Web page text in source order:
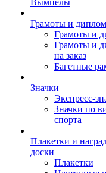
Вымпелы
Грамоты и
Грамоты и
Грамоты и
на заказ
Багетные
Значки
Экспресс-
Значки по
спорта
Плакетки и
доски
Плакетки